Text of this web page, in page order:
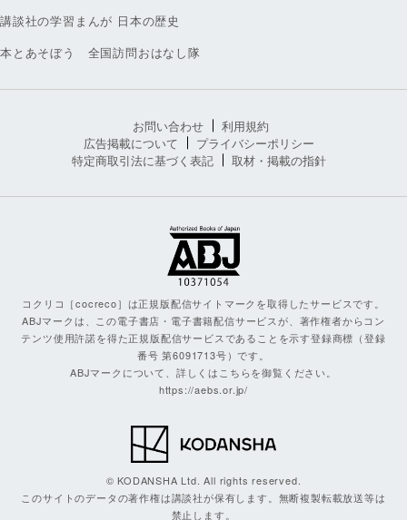
講談社の学習まんが 日本の歴史
本とあそぼう 全国訪問おはなし隊
お問い合わせ
利用規約
広告掲載について
プライバシーポリシー
特定商取引法に基づく表記
取材・掲載の指針
コクリコ［cocreco］は正規版配信サイトマークを取得したサービスです。
ABJマークは、この電子書店・電子書籍配信サービスが、著作権者からコン
テンツ使用許諾を得た正規版配信サービスであることを示す登録商標（登録
番号 第6091713号）です。
ABJマークについて、詳しくはこちらを御覧ください。
https://aebs.or.jp/
© KODANSHA Ltd. All rights reserved.
このサイトのデータの著作権は講談社が保有します。無断複製転載放送等は
禁止します。